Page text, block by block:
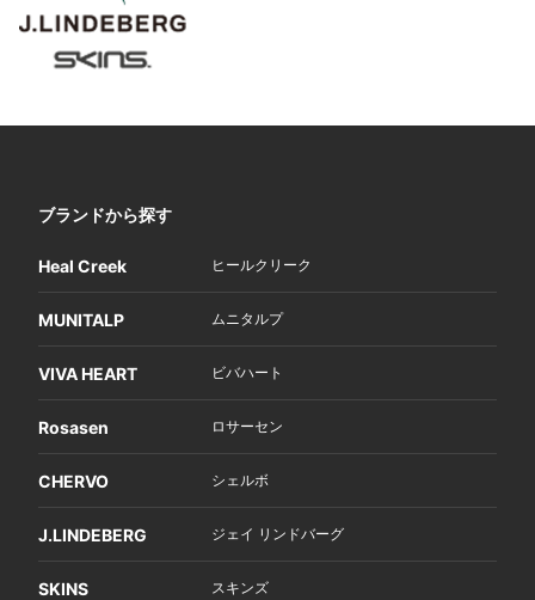
ブランドから探す
Heal Creek ヒールクリーク
MUNITALP ムニタルプ
VIVA HEART ビバハート
Rosasen ロサーセン
CHERVO シェルボ
J.LINDEBERG ジェイ リンドバーグ
SKINS スキンズ